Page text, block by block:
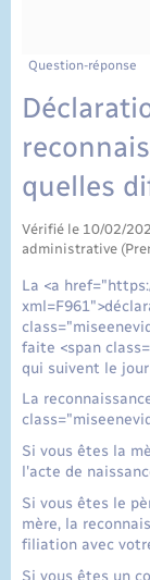
Question-réponse
quelles
Vérifié le 10/02/
administrative
La <a
faite <span
qui suivent le
La
Si vous êtes la
l'acte de
Si vous êtes le
mère, la
filiation avec
Si vous êtes un